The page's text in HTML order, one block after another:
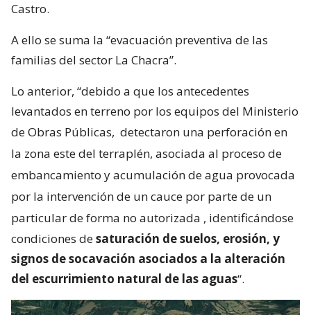
Castro.
A ello se suma la “evacuación preventiva de las
familias del sector La Chacra”.
Lo anterior, “debido a que los antecedentes
levantados en terreno por los equipos del Ministerio
de Obras Públicas, detectaron una perforación en
la zona este del terraplén, asociada al proceso de
embancamiento y acumulación de agua provocada
por la intervención de un cauce por parte de un
particular de forma no autorizada , identificándose
condiciones desaturación de suelos, erosión, y
signos de socavación asociados a la alteración
del escurrimiento natural de las aguas“.